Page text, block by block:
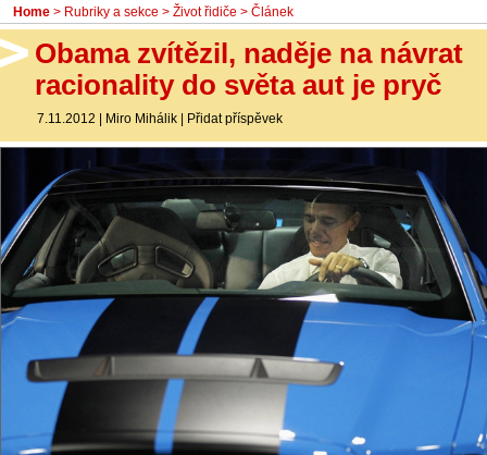
Home > Rubriky a sekce > Život řidiče > Článek
Obama zvítězil, naděje na návrat
racionality do světa aut je pryč
7.11.2012 | Miro Mihálik | Přidat příspěvek